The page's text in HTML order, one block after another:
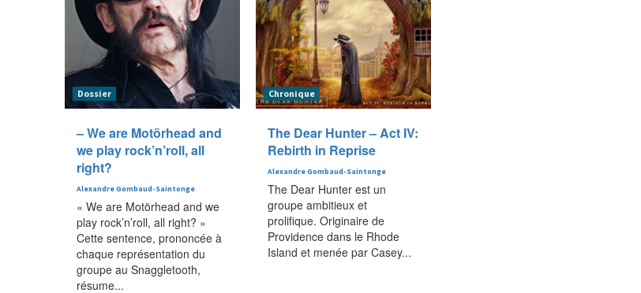
Dossier
– We are Motörhead and
we play rock’n’roll, all
right?
Alexandre Gombaud-Saintonge
« We are Motörhead and we
play rock’n’roll, all right? »
Cette sentence, prononcée à
chaque représentation du
groupe au Snaggletooth,
résume...
Chronique
The Dear Hunter – Act IV:
Rebirth in Reprise
Alexandre Gombaud-Saintonge
The Dear Hunter est un
groupe ambitieux et
prolifique. Originaire de
Providence dans le Rhode
Island et menée par Casey...